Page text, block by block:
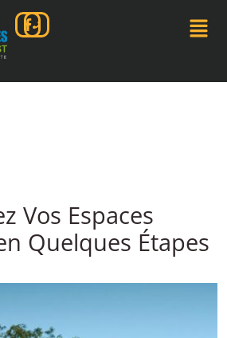
Vos Espaces
Quelques Étapes